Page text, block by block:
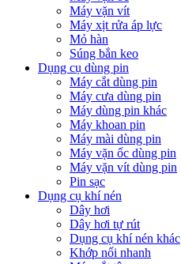
Máy vặn vít
Máy xịt rửa áp lực
Mỏ hàn
Súng bắn keo
Dụng cụ dùng pin
Máy cắt dùng pin
Máy cưa dùng pin
Máy dùng pin khác
Máy khoan pin
Máy mài dùng pin
Máy vặn ốc dùng pin
Máy vặn vít dùng pin
Pin sạc
Dụng cụ khí nén
Dây hơi
Dây hơi tự rút
Dụng cụ khí nén khác
Khớp nối nhanh